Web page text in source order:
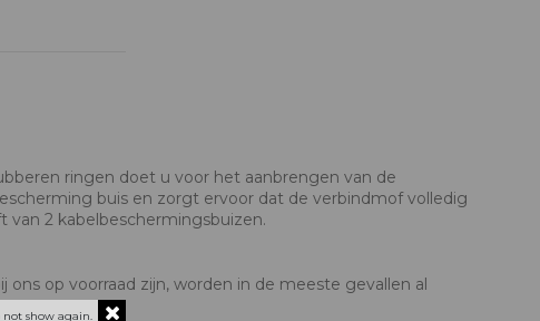
ringen doet u voor het aanbrengen van de
buis en zorgt ervoor dat de verbindmof volledig
2 kabelbeschermingsbuizen.
op voorraad zijn, worden in de meeste gevallen al
not show again.